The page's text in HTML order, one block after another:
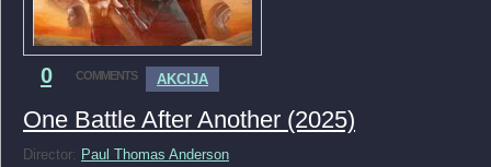
0 COMMENTS AKCIJA
One Battle After Another (2025)
Director: Paul Thomas Anderson